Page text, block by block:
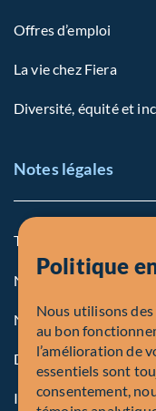
Offres d’emploi
La vie chez Fiera
Diversité, équité et
Notes légales
Termes et conditions
Notre politique sur
Note légale aux
Dénonciation
Inscriptions et
Politique
Nous utilisons
au bon
l’amélioration de
essentiels sont
consentement,